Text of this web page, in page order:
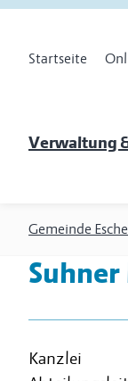
Startseite
Verwaltung
Gemeinde
Kanzlei